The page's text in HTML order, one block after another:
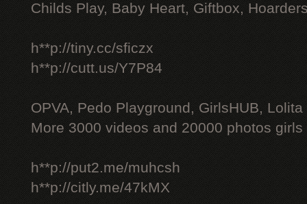
Childs Play, Baby Heart, Giftbox,
h**p://tiny.cc/sficzx
h**p://cutt.us/Y7P84
OPVA, Pedo Playground, GirlsHUB, Lolita
More 3000 videos and 20000 photos
h**p://put2.me/muhcsh
h**p://citly.me/47kMX